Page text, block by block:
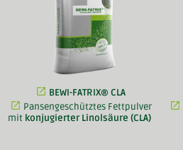
BEWI-FATRIX® CLA
Pansengeschütztes Fettpulver
mit konjugierter Linolsäure (CLA)